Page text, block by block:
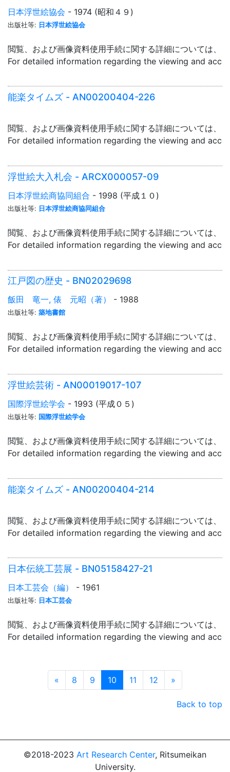
日本浮世絵協会 - 1974 (昭和４９)
出版社等: 日本浮世絵協会
閲覧、および画像資料使用手続に関する詳細については、「
For detailed information regarding the viewing and
能楽タイムズ - AN00200404-226
閲覧、および画像資料使用手続に関する詳細については、「
For detailed information regarding the viewing and
浮世絵大入札会 - ARCX000057-09
日本浮世絵商協同組合 - 1998 (平成１０)
出版社等: 日本浮世絵商協同組合
閲覧、および画像資料使用手続に関する詳細については、「
For detailed information regarding the viewing and
江戸図の歴史 - BN02029698
飯田 竜一, 俵 元昭（著） - 1988
出版社等: 築地書館
閲覧、および画像資料使用手続に関する詳細については、「
For detailed information regarding the viewing and
浮世絵芸術 - AN00019017-107
国際浮世絵学会 - 1993 (平成０５)
出版社等: 国際浮世絵学会
閲覧、および画像資料使用手続に関する詳細については、「
For detailed information regarding the viewing and
能楽タイムズ - AN00200404-214
閲覧、および画像資料使用手続に関する詳細については、「
For detailed information regarding the viewing and
日本伝統工芸展 - BN05158427-21
日本工芸会（編） - 1961
出版社等: 日本工芸会
閲覧、および画像資料使用手続に関する詳細については、「
For detailed information regarding the viewing and
« Prev
8 9 10 11 12 Next
»
Back to top
©2018-2023 Art Research Center, Ritsumeikan
University.